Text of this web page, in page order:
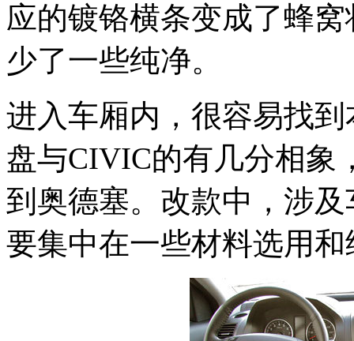
应的镀铬横条变成了蜂
少了一些纯净。
进入车厢内，很容易找
盘与CIVIC的有几分相象
到奥德塞。改款中，涉
要集中在一些材料选用